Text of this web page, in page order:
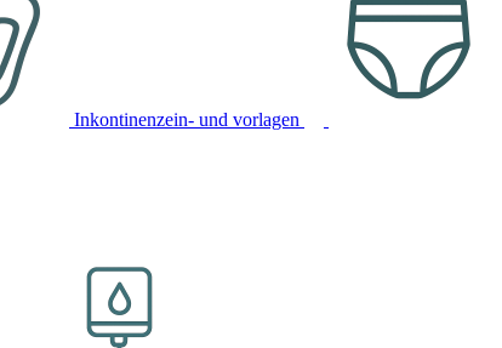
Inkontinenzein- und vorlagen